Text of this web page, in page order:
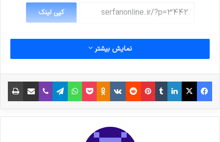
کپی لینک
نمایش بیشتر
فیس بوک X لینکدین
‫تامبلر‫پین‌ترست
‫رددیت‫VKontakte
‫Odnoklassniki
پاکتواتس آپ تلگراموایبر اشتراک گذاری از طریق ایمیل